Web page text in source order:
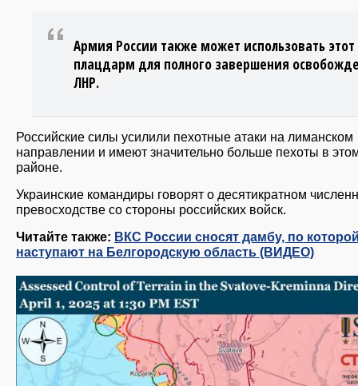
Армия России также может использовать этот
плацдарм для полного завершения
ЛНР.
Российские силы усилили пехотные атаки на лиманском
направлении и имеют значительно больше пехоты в
районе.
Украинские командиры говорят о десятикратном
превосходстве со стороны российских войск.
Читайте также: ВКС России сносят дамбу, по
наступают на Белгородскую область (ВИДЕО)